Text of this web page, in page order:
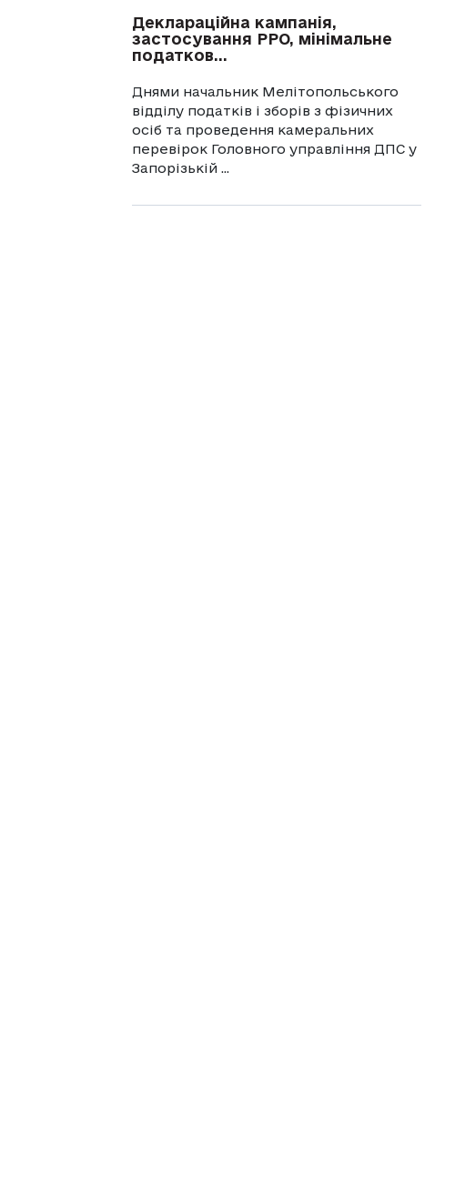
Деклараційна кампанія,
застосування РРО, мінімальне
податков...
Днями начальник Мелітопольського
відділу податків і зборів з фізичних
осіб та проведення камеральних
перевірок Головного управління ДПС у
Запорізькій ...